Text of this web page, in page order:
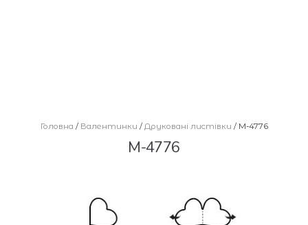
Головна / Валентинки / Друковані листівки / М-4776
М-4776